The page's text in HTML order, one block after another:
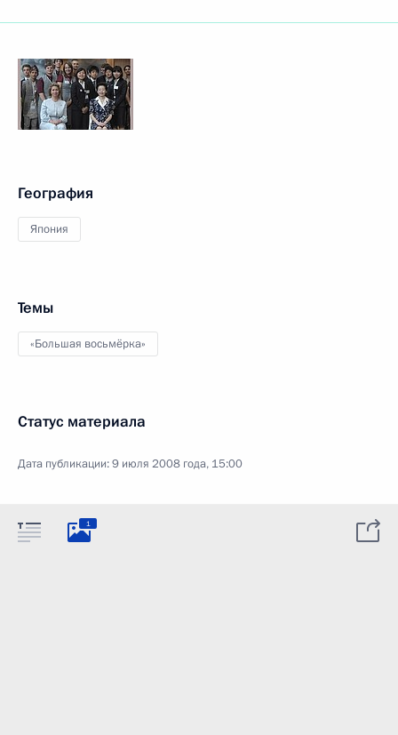
География
Япония
Темы
«Большая восьмёрка»
Статус материала
Дата публикации:9 июля 2008 года, 15:00
1